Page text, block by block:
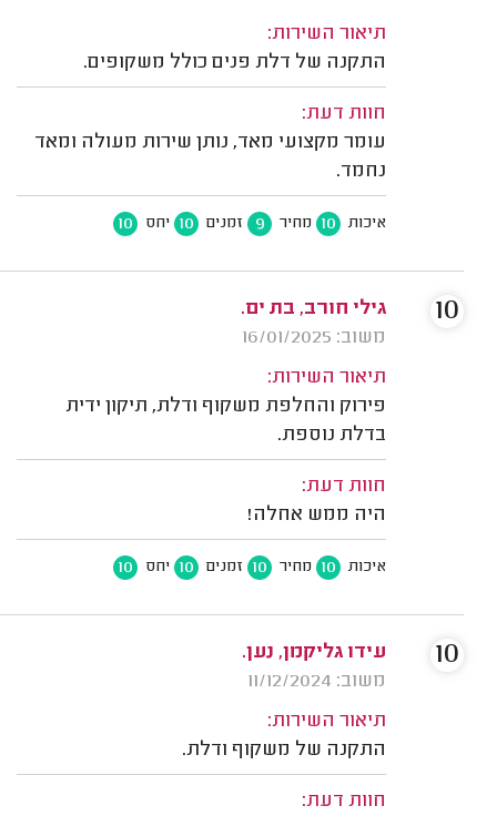
תיאור השירות:
התקנה של דלת פנים כולל משקופים.
חוות דעת:
עומר מקצועי מאד, נותן שירות מעולה ומאד
נחמד.
איכות 10 מחיר 9 זמנים 10 יחס 10
גילי חורב, בת ים.
משוב: 16/01/2025
תיאור השירות:
פירוק והחלפת משקוף ודלת, תיקון ידית
בדלת נוספת.
חוות דעת:
היה ממש אחלה!
איכות 10 מחיר 10 זמנים 10 יחס 10
10
עידו גליקמן, נען.
משוב: 11/12/2024
תיאור השירות:
התקנה של משקוף ודלת.
חוות דעת:
10